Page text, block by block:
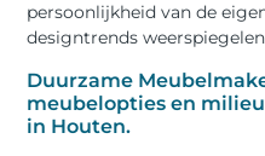
persoonlijkheid van de
designtrends
Duurzame
meubelopties en
in Houten.